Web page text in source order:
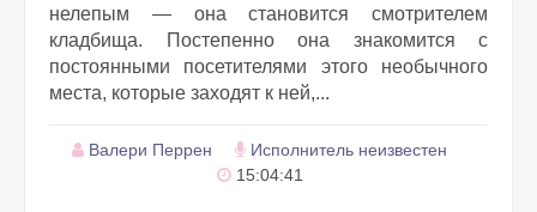
нелепым — она становится смотрителем
кладбища. Постепенно она знакомится с
постоянными посетителями этого необычного
места, которые заходят к ней,...
Валери Перрен
Исполнитель неизвестен
15:04:41